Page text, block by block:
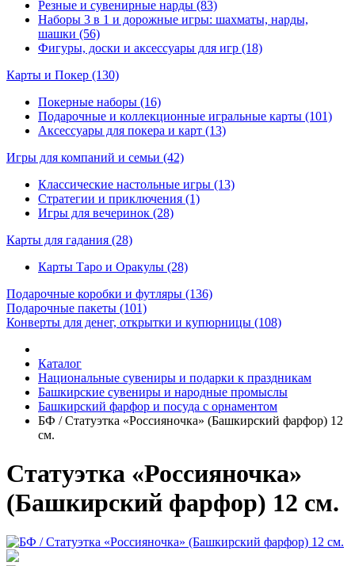
Резные и сувенирные нарды (83)
Наборы 3 в 1 и дорожные игры: шахматы, нарды,
шашки (56)
Фигуры, доски и аксессуары для игр (18)
Карты и Покер (130)
Покерные наборы (16)
Подарочные и коллекционные игральные карты (101)
Аксессуары для покера и карт (13)
Игры для компаний и семьи (42)
Классические настольные игры (13)
Стратегии и приключения (1)
Игры для вечеринок (28)
Карты для гадания (28)
Карты Таро и Оракулы (28)
Подарочные коробки и футляры (136)
Подарочные пакеты (101)
Конверты для денег, открытки и купюрницы (108)
Каталог
Национальные сувениры и подарки к праздникам
Башкирские сувениры и народные промыслы
Башкирский фарфор и посуда с орнаментом
БФ / Статуэтка «Россияночка» (Башкирский фарфор) 12
см.
Статуэтка «Россияночка»
(Башкирский фарфор) 12 см.